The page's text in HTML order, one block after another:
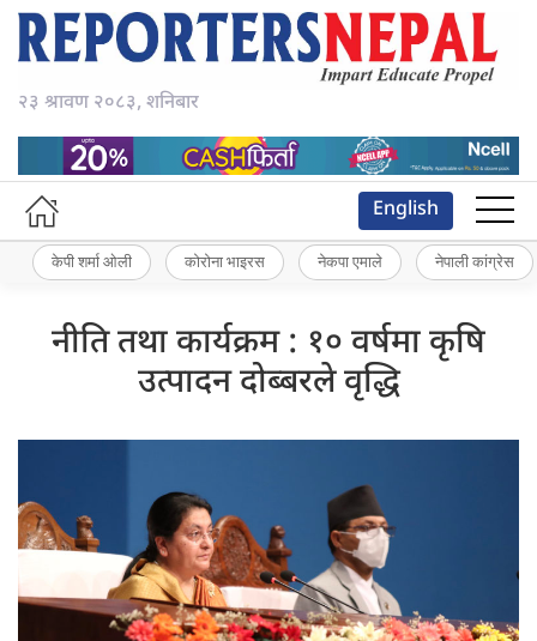
२३ श्रावण २०८३, शनिबार
English
केपी शर्मा ओली कोरोना भाइरस नेकपा एमाले नेपाली कांग्रेस
नीति तथा कार्यक्रम : १० वर्षमा कृषि
उत्पादन दोब्बरले वृद्धि